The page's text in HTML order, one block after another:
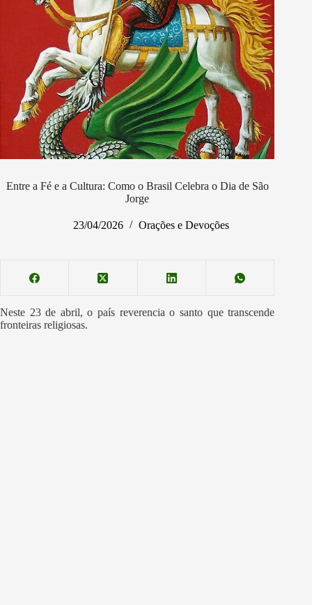
Entre a Fé e a Cultura: Como o Brasil Celebra o Dia de São
Jorge
23/04/2026 Orações e Devoções
Neste 23 de abril, o país reverencia o santo que transcende
fronteiras religiosas.